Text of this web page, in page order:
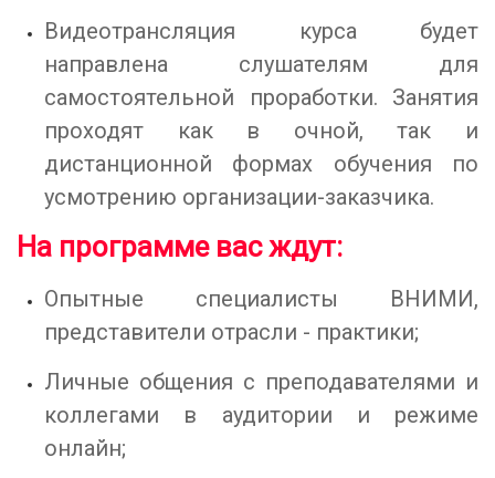
Видеотрансляция курса будет
направлена слушателям для
самостоятельной проработки. Занятия
проходят как в очной, так и
дистанционной формах обучения по
усмотрению организации-заказчика.
На программе вас ждут:
Опытные специалисты ВНИМИ,
представители отрасли - практики;
Личные общения с преподавателями и
коллегами в аудитории и режиме
онлайн;